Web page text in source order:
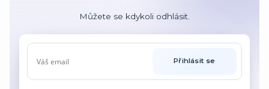
Můžete se kdykoli odhlásit.
Přihlásit se